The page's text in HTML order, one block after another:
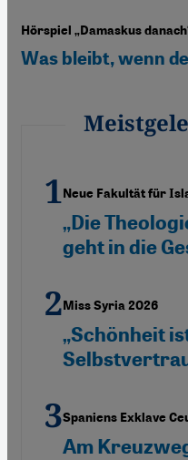
Hörspiel „Damaskus
Was bleibt, wenn
Neue Fakultät für
„Die
geht in die
Miss Syria 2026
„Schönheit
Spaniens Exklave
Am